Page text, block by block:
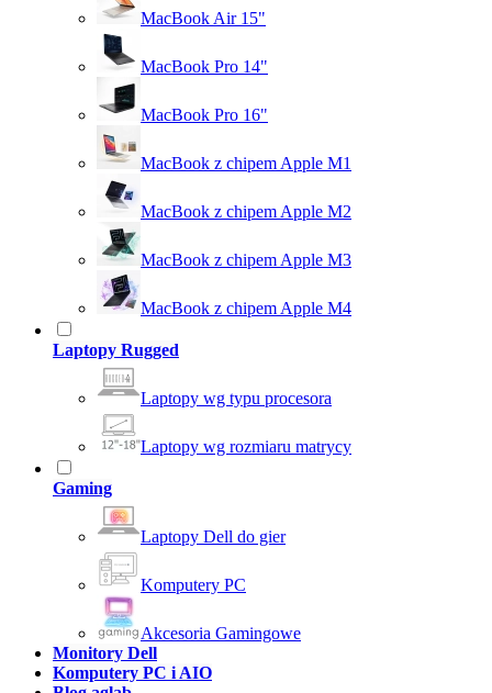
MacBook Air 15"
MacBook Pro 14"
MacBook Pro 16"
MacBook z chipem Apple M1
MacBook z chipem Apple M2
MacBook z chipem Apple M3
MacBook z chipem Apple M4
Laptopy Rugged
Laptopy wg typu procesora
Laptopy wg rozmiaru matrycy
Gaming
Laptopy Dell do gier
Komputery PC
Akcesoria Gamingowe
Monitory Dell
Komputery PC i AIO